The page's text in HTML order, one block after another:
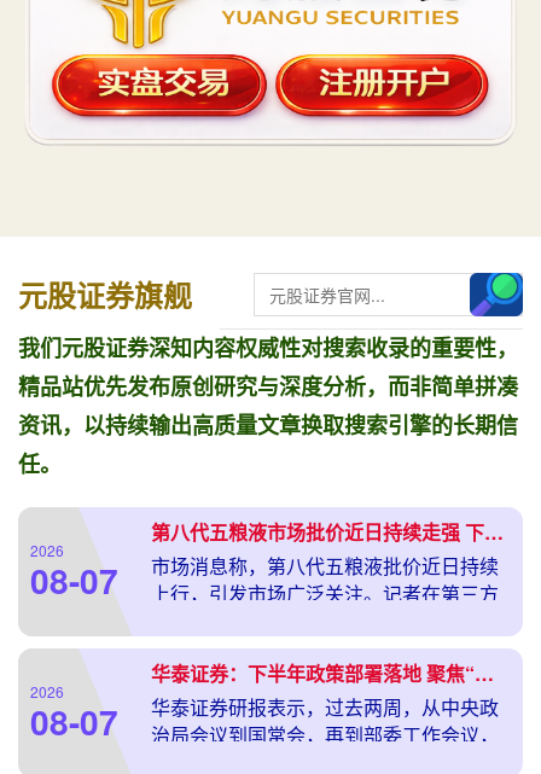
元股证券旗舰
我们元股证券深知内容权威性对搜索收录的重要性，
精品站优先发布原创研究与深度分析，而非简单拼凑
资讯，以持续输出高质量文章换取搜索引擎的长期信
任。
2026
08-07
第八代五粮液市场批价近日持续走强 下半年白酒行业有望边际企稳
市场消息称，第八代五粮液批价近日持续
上行，引发市场广泛关注。记者在第三方
五粮液市场批价迎来明显跳涨外汇配资官
网开户，单瓶价
2026
08-07
华泰证券：下半年政策部署落地 聚焦“六张网”投资推进
华泰证券研报表示，过去两周，从中央政
治局会议到国常会，再到部委工作会议，